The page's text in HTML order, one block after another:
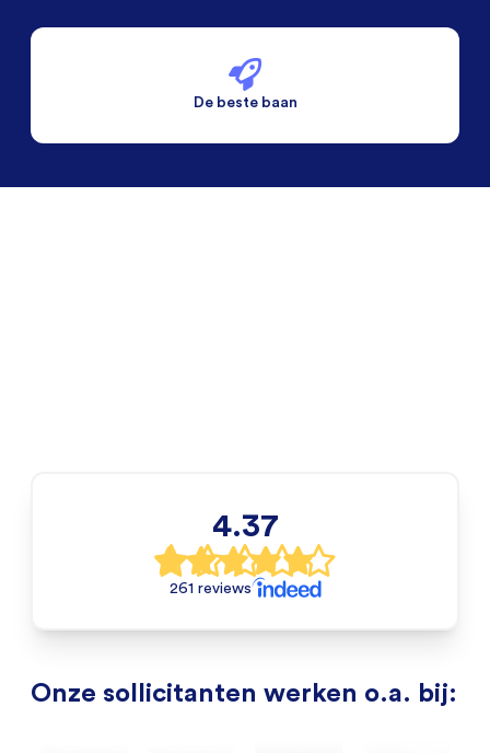
De beste baan
4.37
261 reviews
Onze sollicitanten werken o.a. bij: